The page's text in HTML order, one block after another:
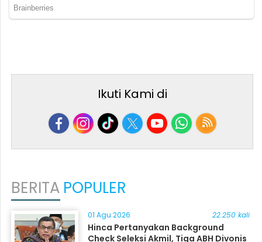
Ikuti Kami di
BERITA POPULER
01 Agu 2026 22.250 kali
Hinca Pertanyakan Background
Check Seleksi Akmil, Tiga ABH Divonis